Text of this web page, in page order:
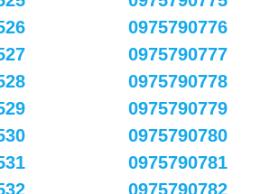
0975790776
0975790777
0975790778
0975790779
0975790780
0975790781
0975790782